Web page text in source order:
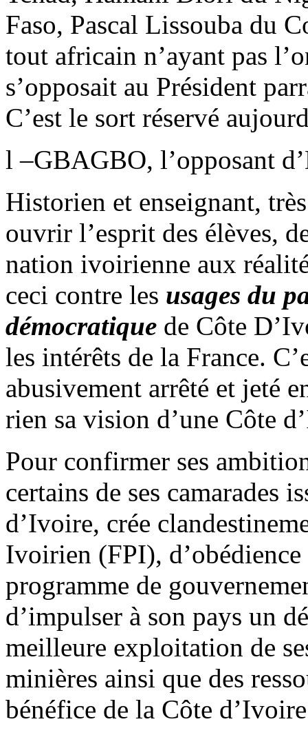
Faso, Pascal Lissouba du
tout africain n’ayant pas
s’opposait au Président
C’est le sort réservé
l –GBAGBO, l’opposant
Historien et enseignant,
ouvrir l’esprit des élèves,
nation ivoirienne aux
ceci contre les usages du
démocratique de Côte
les intérêts de la France.
abusivement arrêté et jeté
rien sa vision d’une Côte
Pour confirmer ses
certains de ses camarades
d’Ivoire, crée
Ivoirien (FPI),
programme de
d’impulser à son pays un
meilleure exploitation de
minières ainsi que des
bénéfice de la Côte